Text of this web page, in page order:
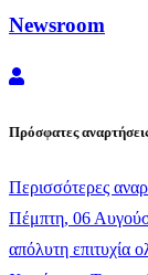
Newsroom
Newsroom
Πρόσφατες
Περισσότερες
Πέμπτη, 06
απόλυτη επιτυχία